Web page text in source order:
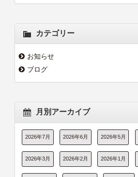
カテゴリー
お知らせ
ブログ
月別アーカイブ
2026年7月 2026年6月 2026年5月
2026年3月 2026年2月 2026年1月